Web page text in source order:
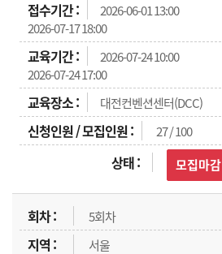
2026-06-01 13:00
2026-07-17 18:00
2026-07-24 10:00
2026-07-24 17:00
대전컨벤션센터(DCC)
27 / 100
모집마감
5회차
서울